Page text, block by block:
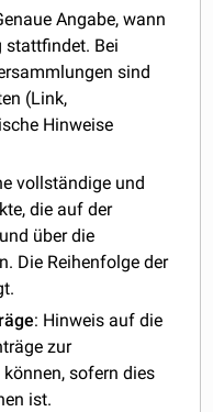
Angabe, wann
stattfindet. Bei
sind
(Link,
Hinweise
vollständige und
die auf der
über die
Die Reihenfolge der
: Hinweis auf die
zur
sofern dies
ist.